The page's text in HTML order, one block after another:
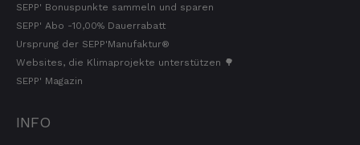
SEPP' Bonuspunkte sammeln und sparen
SEPP' Abo -10,00% Dauerrabatt
Ursprung der SEPP'Manufaktur®
Websites, die Klimaprojekte unterstützen 🌳
SEPP' Magazin
INFO